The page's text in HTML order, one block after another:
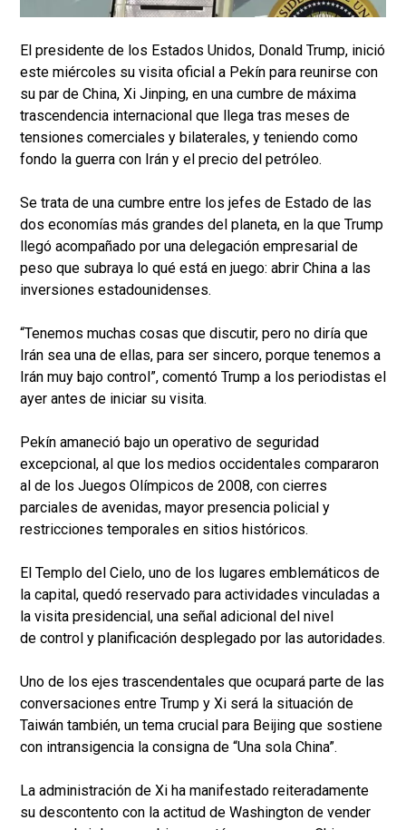
El presidente de los Estados Unidos, Donald Trump, inició
este miércoles su visita oficial a Pekín para reunirse con
su par de China, Xi Jinping, en una cumbre de máxima
trascendencia internacional que llega tras meses de
tensiones comerciales y bilaterales, y teniendo como
fondo la guerra con Irán y el precio del petróleo.
Se trata de una cumbre entre los jefes de Estado de las
dos economías más grandes del planeta, en la que Trump
llegó acompañado por una delegación empresarial de
peso que subraya lo qué está en juego: abrir China a las
inversiones estadounidenses.
“Tenemos muchas cosas que discutir, pero no diría que
Irán sea una de ellas, para ser sincero, porque tenemos a
Irán muy bajo control”, comentó Trump a los periodistas el
ayer antes de iniciar su visita.
Pekín amaneció bajo un operativo de seguridad
excepcional, al que los medios occidentales compararon
al de los Juegos Olímpicos de 2008, con cierres
parciales de avenidas, mayor presencia policial y
restricciones temporales en sitios históricos.
El Templo del Cielo, uno de los lugares emblemáticos de
la capital, quedó reservado para actividades vinculadas a
la visita presidencial, una señal adicional del nivel
de control y planificación desplegado por las autoridades.
Uno de los ejes trascendentales que ocupará parte de las
conversaciones entre Trump y Xi será la situación de
Taiwán también, un tema crucial para Beijing que sostiene
con intransigencia la consigna de “Una sola China”.
La administración de Xi ha manifestado reiteradamente
su descontento con la actitud de Washington de vender